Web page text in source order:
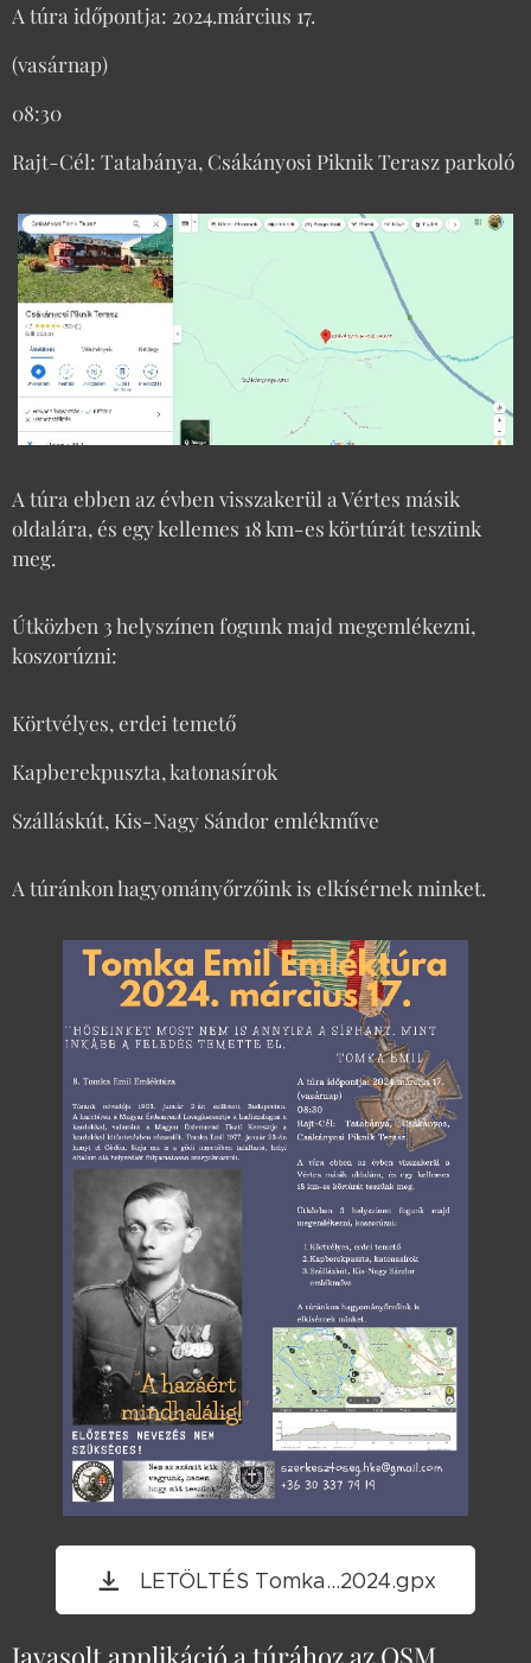
A túra időpontja: 2024.március 17.
(vasárnap)
08:30
Rajt-Cél: Tatabánya, Csákányosi Piknik Terasz parkoló
A túra ebben az évben visszakerül a Vértes másik
oldalára, és egy kellemes 18 km-es körtúrát teszünk
meg.
Útközben 3 helyszínen fogunk majd megemlékezni,
koszorúzni:
Körtvélyes, erdei temető
Kapberekpuszta, katonasírok
Szálláskút, Kis-Nagy Sándor emlékműve
A túránkon hagyományőrzőink is elkísérnek minket.
LETÖLTÉS Tomka...2024.gpx
Javasolt applikáció a túrához az OSM